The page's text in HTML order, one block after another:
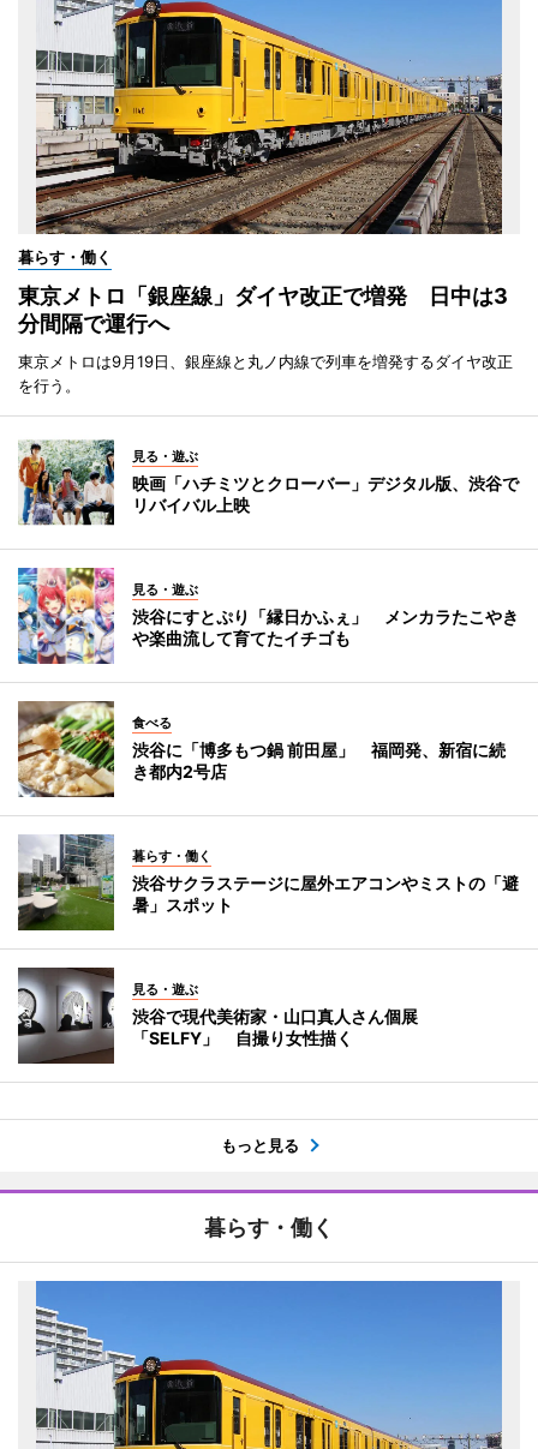
暮らす・働く
東京メトロ「銀座線」ダイヤ改正で増発 日中は3
分間隔で運行へ
東京メトロは9月19日、銀座線と丸ノ内線で列車を増発するダイヤ改正
を行う。
見る・遊ぶ
映画「ハチミツとクローバー」デジタル版、渋谷で
リバイバル上映
見る・遊ぶ
渋谷にすとぷり「縁日かふぇ」 メンカラたこやき
や楽曲流して育てたイチゴも
食べる
渋谷に「博多もつ鍋 前田屋」 福岡発、新宿に続
き都内2号店
暮らす・働く
渋谷サクラステージに屋外エアコンやミストの「避
暑」スポット
見る・遊ぶ
渋谷で現代美術家・山口真人さん個展
「SELFY」 自撮り女性描く
もっと見る
暮らす・働く